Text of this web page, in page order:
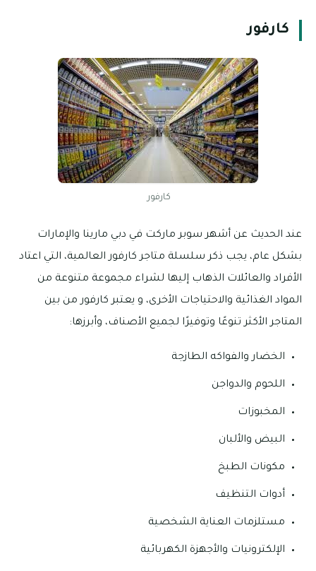
كارفور
كارفور
عند الحديث عن أشهر سوبر ماركت في دبي مارينا والإمارات
بشكل عام، يجب ذكر سلسلة متاجر كارفور العالمية، التي اعتاد
الأفراد والعائلات الذهاب إليها لشراء مجموعة متنوعة من
المواد الغذائية والاحتياجات الأخرى، و يعتبر كارفور من بين
المتاجر الأكثر تنوعًا وتوفيرًا لجميع الأصناف، وأبرزها:
الخضار والفواكه الطازجة
اللحوم والدواجن
المخبوزات
البيض والألبان
مكونات الطبخ
أدوات التنظيف
مستلزمات العناية الشخصية
الإلكترونيات والأجهزة الكهربائية